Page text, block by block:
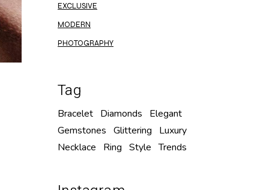
EXCLUSIVE
MODERN
PHOTOGRAPHY
Tag
Bracelet Diamonds
Elegant
Gemstones Glittering
Luxury
Necklace
Ring Style Trends